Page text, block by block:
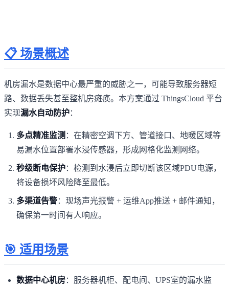
📋 场景概述
机房漏水是数据中心最严重的威胁之一，可能导致服务器短
路、数据丢失甚至整机房瘫痪。本方案通过 ThingsCloud 平台
实现漏水自动防护：
多点精准监测 ：在精密空调下方、管道接口、地暖区域等
易漏水位置部署水浸传感器，形成网格化监测网络。
秒级断电保护：检测到水浸后立即切断该区域PDU电源，
将设备损坏风险降至最低。
多渠道告警：现场声光报警 + 运维App推送 + 邮件通知，
确保第一时间有人响应。
🎯 适用场景
数据中心机房：服务器机柜、配电间、UPS室的漏水监